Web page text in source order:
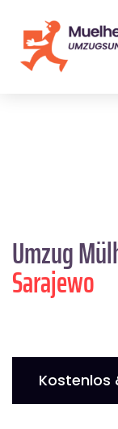
Umzug
Sarajewo
Kostenlos